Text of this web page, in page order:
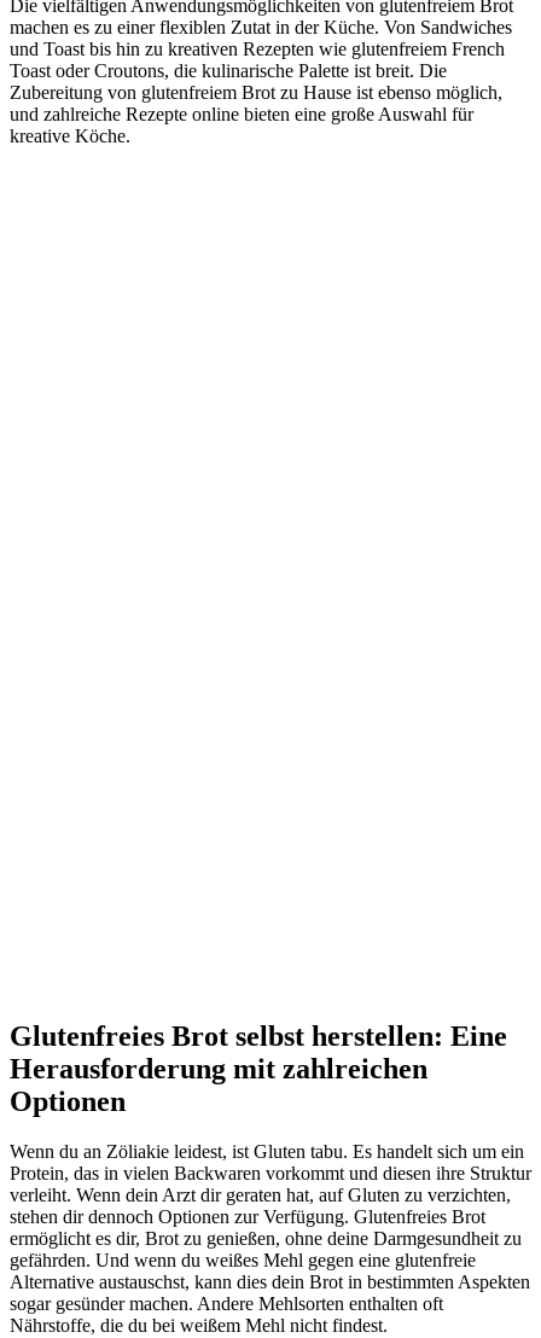
Die vielfältigen Anwendungsmöglichkeiten von glutenfreiem Brot
machen es zu einer flexiblen Zutat in der Küche. Von Sandwiches
und Toast bis hin zu kreativen Rezepten wie glutenfreiem French
Toast oder Croutons, die kulinarische Palette ist breit. Die
Zubereitung von glutenfreiem Brot zu Hause ist ebenso möglich,
und zahlreiche Rezepte online bieten eine große Auswahl für
kreative Köche.
Glutenfreies Brot selbst herstellen: Eine
Herausforderung mit zahlreichen
Optionen
Wenn du an Zöliakie leidest, ist Gluten tabu. Es handelt sich um ein
Protein, das in vielen Backwaren vorkommt und diesen ihre Struktur
verleiht. Wenn dein Arzt dir geraten hat, auf Gluten zu verzichten,
stehen dir dennoch Optionen zur Verfügung. Glutenfreies Brot
ermöglicht es dir, Brot zu genießen, ohne deine Darmgesundheit zu
gefährden. Und wenn du weißes Mehl gegen eine glutenfreie
Alternative austauschst, kann dies dein Brot in bestimmten Aspekten
sogar gesünder machen. Andere Mehlsorten enthalten oft
Nährstoffe, die du bei weißem Mehl nicht findest.